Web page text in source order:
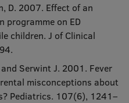
D. 2007. Effect of an
programme on ED
children. J of Clinical
Serwint J. 2001. Fever
misconceptions about
Pediatrics. 107(6), 1241–